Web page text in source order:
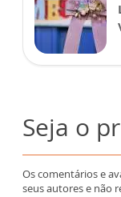
Seja o
Os comentários e
seus autores e não